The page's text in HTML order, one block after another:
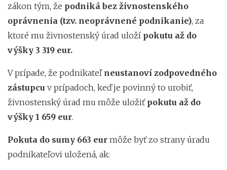
zákon tým, že podniká bez živnostenského
oprávnenia (tzv. neoprávnené podnikanie), za
ktoré mu živnostenský úrad uloží pokutu až do
výšky 3 319 eur.
V prípade, že podnikateľ neustanoví zodpovedného
zástupcu v prípadoch, keď je povinný to urobiť,
živnostenský úrad mu môže uložiť pokutu až do
výšky 1 659 eur.
Pokuta do sumy 663 eur môže byť zo strany úradu
podnikateľovi uložená, ak: